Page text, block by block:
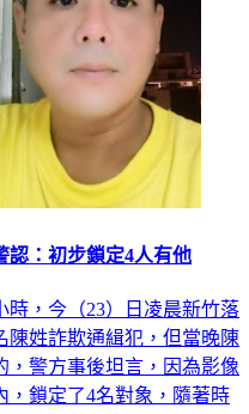
：初步鎖定4人有他
時，今（23）日凌晨新竹落
陳姓詐欺通緝犯，但當晚陳
，警方事後坦言，因為影像
，鎖定了4名對象，隨著時